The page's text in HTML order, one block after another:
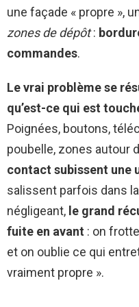
une façade « propre »,
zones de dépôt:
commandes.
Le vrai problème se
qu’est-ce qui est
Poignées, boutons,
poubelle, zones autour
contact subissent une
salissent parfois dans
négligeant, le grand
fuite en avant : on
et on oublie ce qui
vraiment propre ».